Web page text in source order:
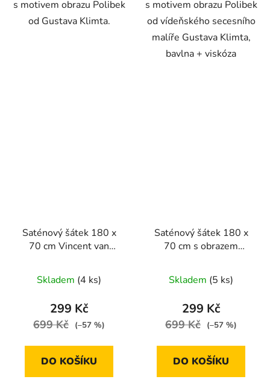
s motivem obrazu Polibek
od Gustava Klimta.
s motivem obrazu Polibek
od vídeňského secesního
malíře Gustava Klimta,
bavlna + viskóza
Saténový šátek 180 x
70 cm Vincent van
Skladem (4 ks)
299 Kč
699 Kč (–57 %)
DO KOŠÍKU
Saténový šátek 180 x
70 cm s obrazem
Vincenta van Gogha
Skladem (5 ks)
299 Kč
699 Kč (–57 %)
DO KOŠÍKU